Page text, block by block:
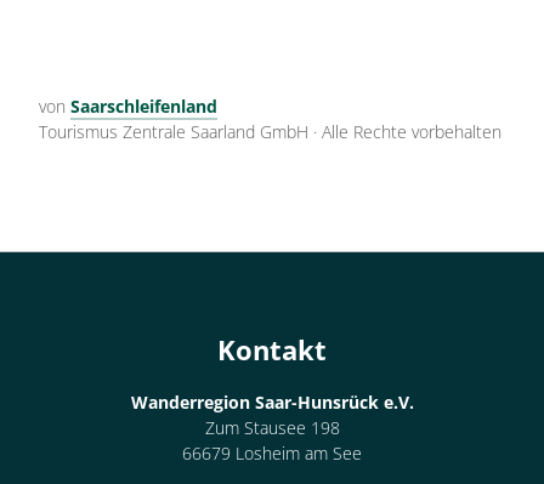
von Saarschleifenland
Tourismus Zentrale Saarland GmbH · Alle Rechte vorbehalten
Kontakt
Wanderregion Saar-Hunsrück e.V.
Zum Stausee 198
66679 Losheim am See